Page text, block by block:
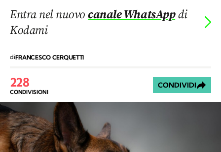
Entra nel nuovocanale WhatsAppdi
Kodami
diFRANCESCO CERQUETTI
228
CONDIVISIONI
CONDIVIDI